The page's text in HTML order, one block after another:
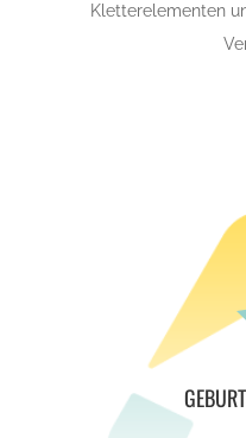
Kletterelementen